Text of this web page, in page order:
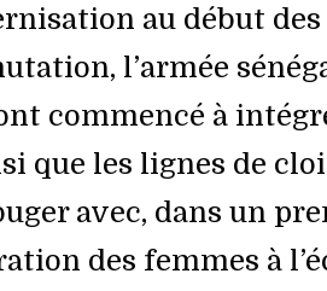
au début des
l’armée
commencé à
que les lignes de
avec, dans un
des femmes à